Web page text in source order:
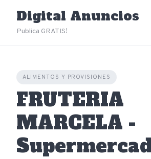
content
Digital Anuncios
Publica GRATIS!
ALIMENTOS Y PROVISIONES
FRUTERIA
MARCELA -